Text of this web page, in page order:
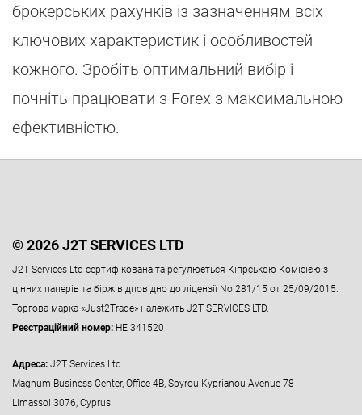
брокерських рахунків із зазначенням всіх
ключових характеристик і особливостей
кожного. Зробіть оптимальний вибір і
почніть працювати з Forex з максимальною
ефективністю.
© 2026 J2T SERVICES LTD
J2T Services Ltd сертифікована та регулюється Кіпрською Комісією з
цінних паперів та бірж відповідно до ліцензії No.281/15 от 25/09/2015.
Торгова марка «Just2Trade» належить J2T SERVICES LTD.
Реєстраційний номер: HE 341520
Адреса: J2T Services Ltd
Magnum Business Center, Office 4B, Spyrou Kyprianou Avenue 78
Limassol 3076, Cyprus